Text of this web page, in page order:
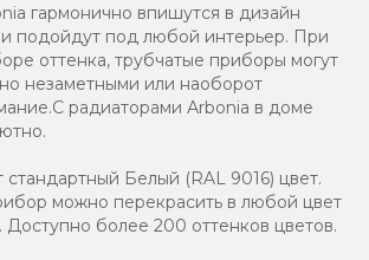
гармонично впишутся в дизайн
подойдут под любой интерьер. При
оттенка, трубчатые приборы могут
незаметными или наоборот
радиаторами Аrbonia в доме
Белый (RAL 9016) цвет.
можно перекрасить в любой цвет
Доступно более 200 оттенков цветов.